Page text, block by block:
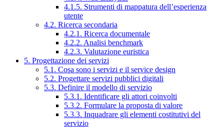
4.1.5. Strumenti di mappatura dell’esperienza
utente
4.2. Ricerca secondaria
4.2.1. Ricerca documentale
4.2.2. Analisi benchmark
4.2.3. Valutazione euristica
5. Progettazione dei servizi
5.1. Cosa sono i servizi e il service design
5.2. Progettare servizi pubblici digitali
5.3. Definire il modello di servizio
5.3.1. Identificare gli attori coinvolti
5.3.2. Formulare la proposta di valore
5.3.3. Inquadrare gli elementi costitutivi del
servizio